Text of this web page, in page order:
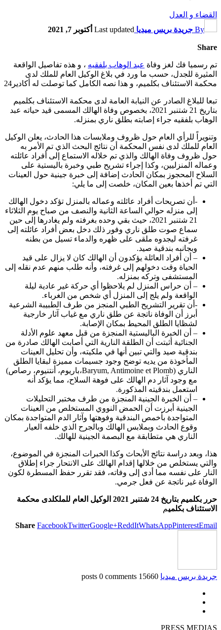
القضاء و العدل
By جريدة بريس ميديا Last updated أكتوبر 7, 2021
Share
تم رسميا فك لغز وفاة عبد الوهاب بلفقيه ، و هذه تفاصيل الواقعة
المثيرة للجدل، حسب ما ورد في بلاغ الوكيل العام للملك لدى
محكمة الاستئناف بكلميم، و هذا نصه الكامل كما توصلت له أكادير24
تبعا للبلاغ الصادر عن النيابة العامة لدى محكمة الاستئناف بكلميم
بتاريخ 21 شتنبر 2021، بخصوص وفاة الهالك المسمى قيد حياته عبد
الوهاب بلفقيه جراء إصابته بطلق ناري بمنزله.
وتنويراً للرأي العام حول ظروف وملابسات هذا الحادث، يعلن الوكيل
العام للملك لدى نفس المحكمة أن نتائج البحث الذي تم الأمر به
حول ظروف وفاة الهالك والذي تم خلاله الاستماع إلى أفراد عائلته
وعماله المنزليين، وكذا إجراء تشريح طبي وخبرة باليستية على
السلاح المحجوز بمكان الحادث إضافة إلى خبرة جينية حول العينات
التي تم أخذها بعين المكان، خلصت إلى ما يلي:
-أن تصريحات أفراد عائلته وعماله بالمنزل تؤكد دخول الهالك
إلى منزله حوالي الساعة الثانية والنصف من صباح يوم الثلاثاء
21 شتنبر 2021، حيث بقي وحده بغرفته ولم يغادرها إلى حين
سماع صوت طلق ناري وفور ذلك دخل بعض أفراد عائلته إلى
غرفته ليجدوه ملقى على ظهره والدماء تسيل من بطنه
وبجانبه بندقية صيد.
– أن أفراد العائلة يؤكدون أن الهالك كان لا يزال على قيد
الحياة وقت دخولهم إلى غرفته، وأنه طلب منهم عدم نقله إلى
المستشفى وتركه بمنزله.
– أن حراس المنزل لم يلاحظوا أي حركة غير عادية ليلة
الواقعة ولم يلج إلى المنزل أي شخص من الغرباء.
-أن تقرير التشريح الطبي المنجز من طرف الطبيبة الشرعية
أبرز أن الوفاة ناتجة عن طلق ناري مع غياب آثار خارجية
لشظايا الطلق المحيط بمكان الإصابة.
– أن الخبرة الباليستية المنجزة من قبل معهد علوم الأدلة
الجنائية أثبتت أن الطلقة النارية التي أصابت الهالك صادرة من
بندقية صيد والتي تبين أنها في ملكيته، وأن تحليل العينات
المأخوذة من يديه توضح وجود جسيمات مميزة لبقايا الطلق
الناري (Baryum, Antimoine et Plomb،باريوم، أنتنيوم، رصاص)
مع وجود آثار دم الهالك على فوهة السلاح، مما يؤكد أنه
استعمل بندقيته المذكورة.
– أن الخبرة الجينية المنجزة من طرف مختبر التحليلات
الجينية أبرزت أن الحمض النووي المستخلص من العينات
المتواجدة بأخمص البندقية وفوهتها وآثار الدم المتواجدة بمكان
وقوع الحادث وبملابس الهالك وبالجرح الذي خلفه العيار
الناري هي متطابقة مع البصمة الجينية للهالك.
هذا، وبعد دراسة نتائج الأبحاث وكذا الخبرات المنجزة في الموضوع،
والتي يستخلص من خلالها إقدام الهالك على الانتحار جراء إطلاق
النار على نفسه مما أدى إلى وفاته، فقد تقرر حفظ المسطرة لكون
الوفاة غير ناتجة عن فعل جرمي.
حرر بكلميم بتاريخ 24 شتنبر 2021 الوكيل العام للملكلدى محكمة
الاستئناف بكلميم
Share FacebookTwitterGoogle+ReddItWhatsAppPinterestEmail
جريدة بريس ميديا 15660 posts
0 comments
PRESS MEDIAS